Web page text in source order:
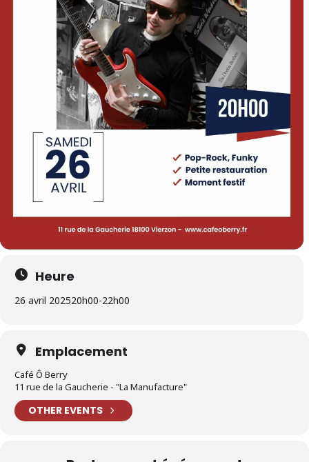
Heure
26 avril 202520h00-22h00
Emplacement
Café Ô Berry
11 rue de la Gaucherie - "La Manufacture"
OTHER EVENTS